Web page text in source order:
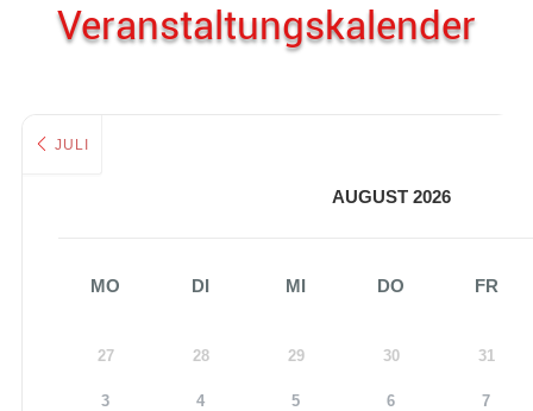
Veranstaltungskalender
JULI
AUGUST 2026
MO DI MI DO FR
27 28 29 30 31
3 4 5 6 7